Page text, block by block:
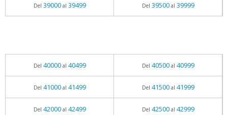
Del 39000al 39499 Del 39500al 39999
Del 40000al 40499 Del 40500al 40999
Del 41000al 41499 Del 41500al 41999
Del 42000al 42499 Del 42500al 42999